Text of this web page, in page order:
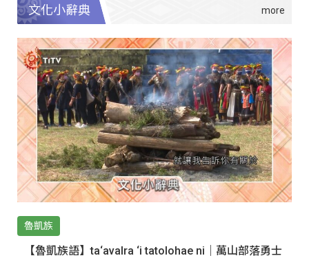
文化小辭典
魯凱族
【魯凱族語】ta‘avalra ‘i tatolohae ni｜萬山部落勇士